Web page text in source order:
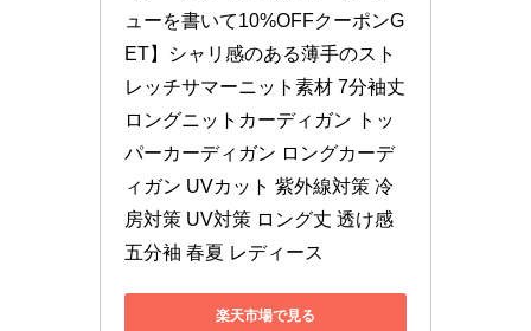
ューを書いて10%OFFクーポンG
ET】シャリ感のある薄手のスト
レッチサマーニット素材 7分袖丈
ロングニットカーディガン トッ
パーカーディガン ロングカーデ
ィガン UVカット 紫外線対策 冷
房対策 UV対策 ロング丈 透け感
五分袖 春夏 レディース
楽天市場で見る